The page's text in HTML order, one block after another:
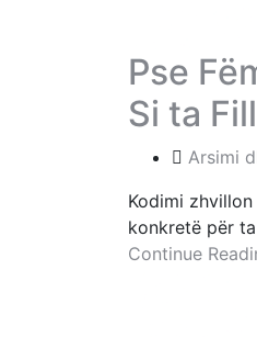
Pse
Si ta
Arsimi
Kodimi
konkretë për
Continue